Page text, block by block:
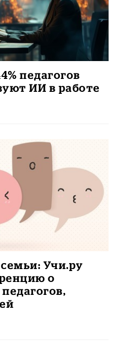
педагогов
ИИ в работе
Учи.ру
о